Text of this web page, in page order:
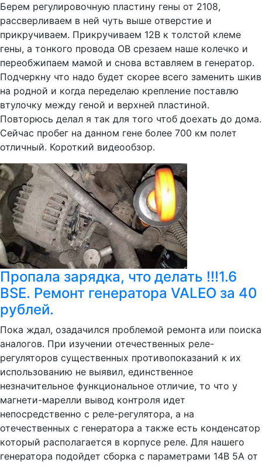
Берем регулировочную пластину гены от 2108,
рассверливаем в ней чуть выше отверстие и
прикручиваем. Прикручиваем 12В к толстой клеме
гены, а тонкого провода ОВ срезаем наше колечко и
переобжипаем мамой и снова вставляем в генератор.
Подчеркну что надо будет скорее всего заменить шкив
на родной и когда переделаю крепление поставлю
втулочку между геной и верхней пластиной.
Повторюсь делал я так для того чтоб доехать до дома.
Сейчас пробег на данном гене более 700 км полет
отличный. Короткий видеообзор.
Пропала зарядка, что делать !!!1.6
BSE. Ремонт генератора VALEO за 40
рублей.
Пока ждал, озадачился проблемой ремонта или поиска
аналогов. При изучении отечественных реле-
регуляторов существенных противопоказаний к их
использованию не выявил, единственное
незначительное функциональное отличие, то что у
магнети-марелли вывод контроля идет
непосредственно с реле-регулятора, а на
отечественных с генератора а также есть конденсатор
который располагается в корпусе реле. Для нашего
генератора подойдет сборка с параметрами 14В 5А от